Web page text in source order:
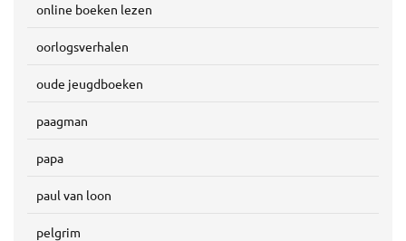
online boeken lezen
oorlogsverhalen
oude jeugdboeken
paagman
papa
paul van loon
pelgrim